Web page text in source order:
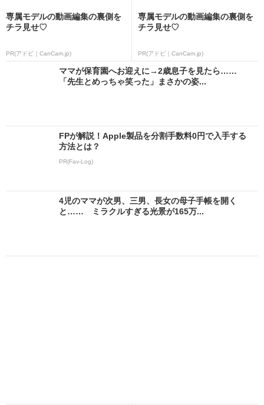
専属モデルの動画編集の裏側を
チラ見せ♡
PR(アドビ｜CanCam.jp)
専属モデルの動画編集の裏側を
チラ見せ♡
PR(アドビ｜CanCam.jp)
ママが保育園へお迎えに→2歳息子を見たら……
「先生とめっちゃ笑った」まさかの姿...
FPが解説！Apple製品を分割手数料0円で入手する
方法とは？
PR(Fav-Log)
4児のママが次男、三男、長女の母子手帳を開く
と…… ミラクルすぎる光景が165万...